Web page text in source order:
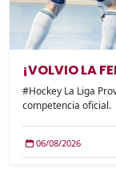
¡VOLVIO LA
#Hockey La Liga
competencia oficial.
06/08/2026